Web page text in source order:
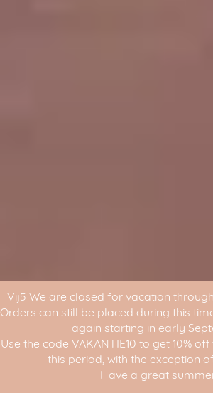
Vij5 We are closed for vacation
Orders can still be placed during this
again starting in early
Use the code VAKANTIE10 to get 10%
this period, with the exception
Have a great